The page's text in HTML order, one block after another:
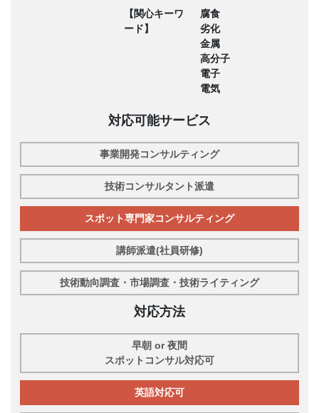
【関心キーワ
ード】
腐食
劣化
金属
高分子
電子
電気
対応可能サービス
事業開発コンサルティング
技術コンサルタント派遣
スポット専門家コンサルティング
講師派遣(社員研修)
技術動向調査・市場調査・技術ライティング
対応方法
早朝 or 夜間
スポットコンサル対応可
英語対応可